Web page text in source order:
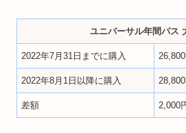
ユニバーサル年間パス
2022年7月31日までに購入 26,800
2022年8月1日以降に購入 28,800
差額 2,000